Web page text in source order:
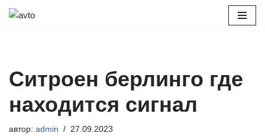
Ситроен берлинго где
находится сигнал
автор: admin 27.09.2023